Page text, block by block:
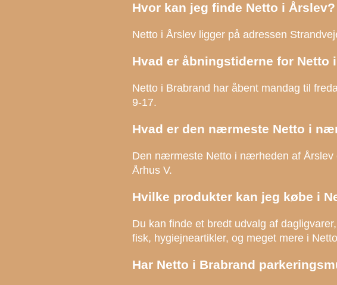
Hvor kan jeg finde Netto i Årslev?
Netto i Årslev ligger på adressen
Hvad er åbningstiderne for Netto
Netto i Brabrand har åbent mandag til
9-17.
Hvad er den nærmeste Netto i
Den nærmeste Netto i nærheden af Årslev
Århus V.
Hvilke produkter kan jeg købe i
Du kan finde et bredt udvalg af
fisk, hygiejneartikler, og meget mere i
Har Netto i Brabrand